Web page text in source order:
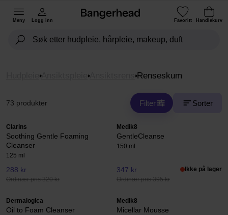
Meny Logg inn Favoritt Handlekurv
Ansiktspleie Ansiktsrens Renseskum
73 produkter Filter Sorter
Clarins
Soothing Gentle Foaming
Cleanser
125 ml
288 kr
Ordinær pris 320 kr
Medik8
GentleCleanse
150 ml
347 kr
Ordinær pris 395 kr
Ikke på lager
Dermalogica
Oil to Foam Cleanser
Medik8
Micellar Mousse